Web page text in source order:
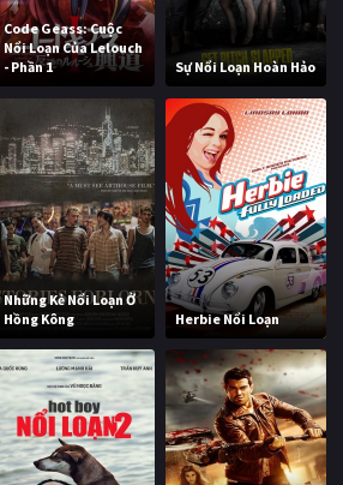
Code Geass: Cuộc
Nổi Loạn Của Lelouch
- Phần 1
Sự Nổi Loạn Hoàn Hảo
Những Kẻ Nổi Loạn Ở
Hồng Kông
Herbie Nổi Loạn